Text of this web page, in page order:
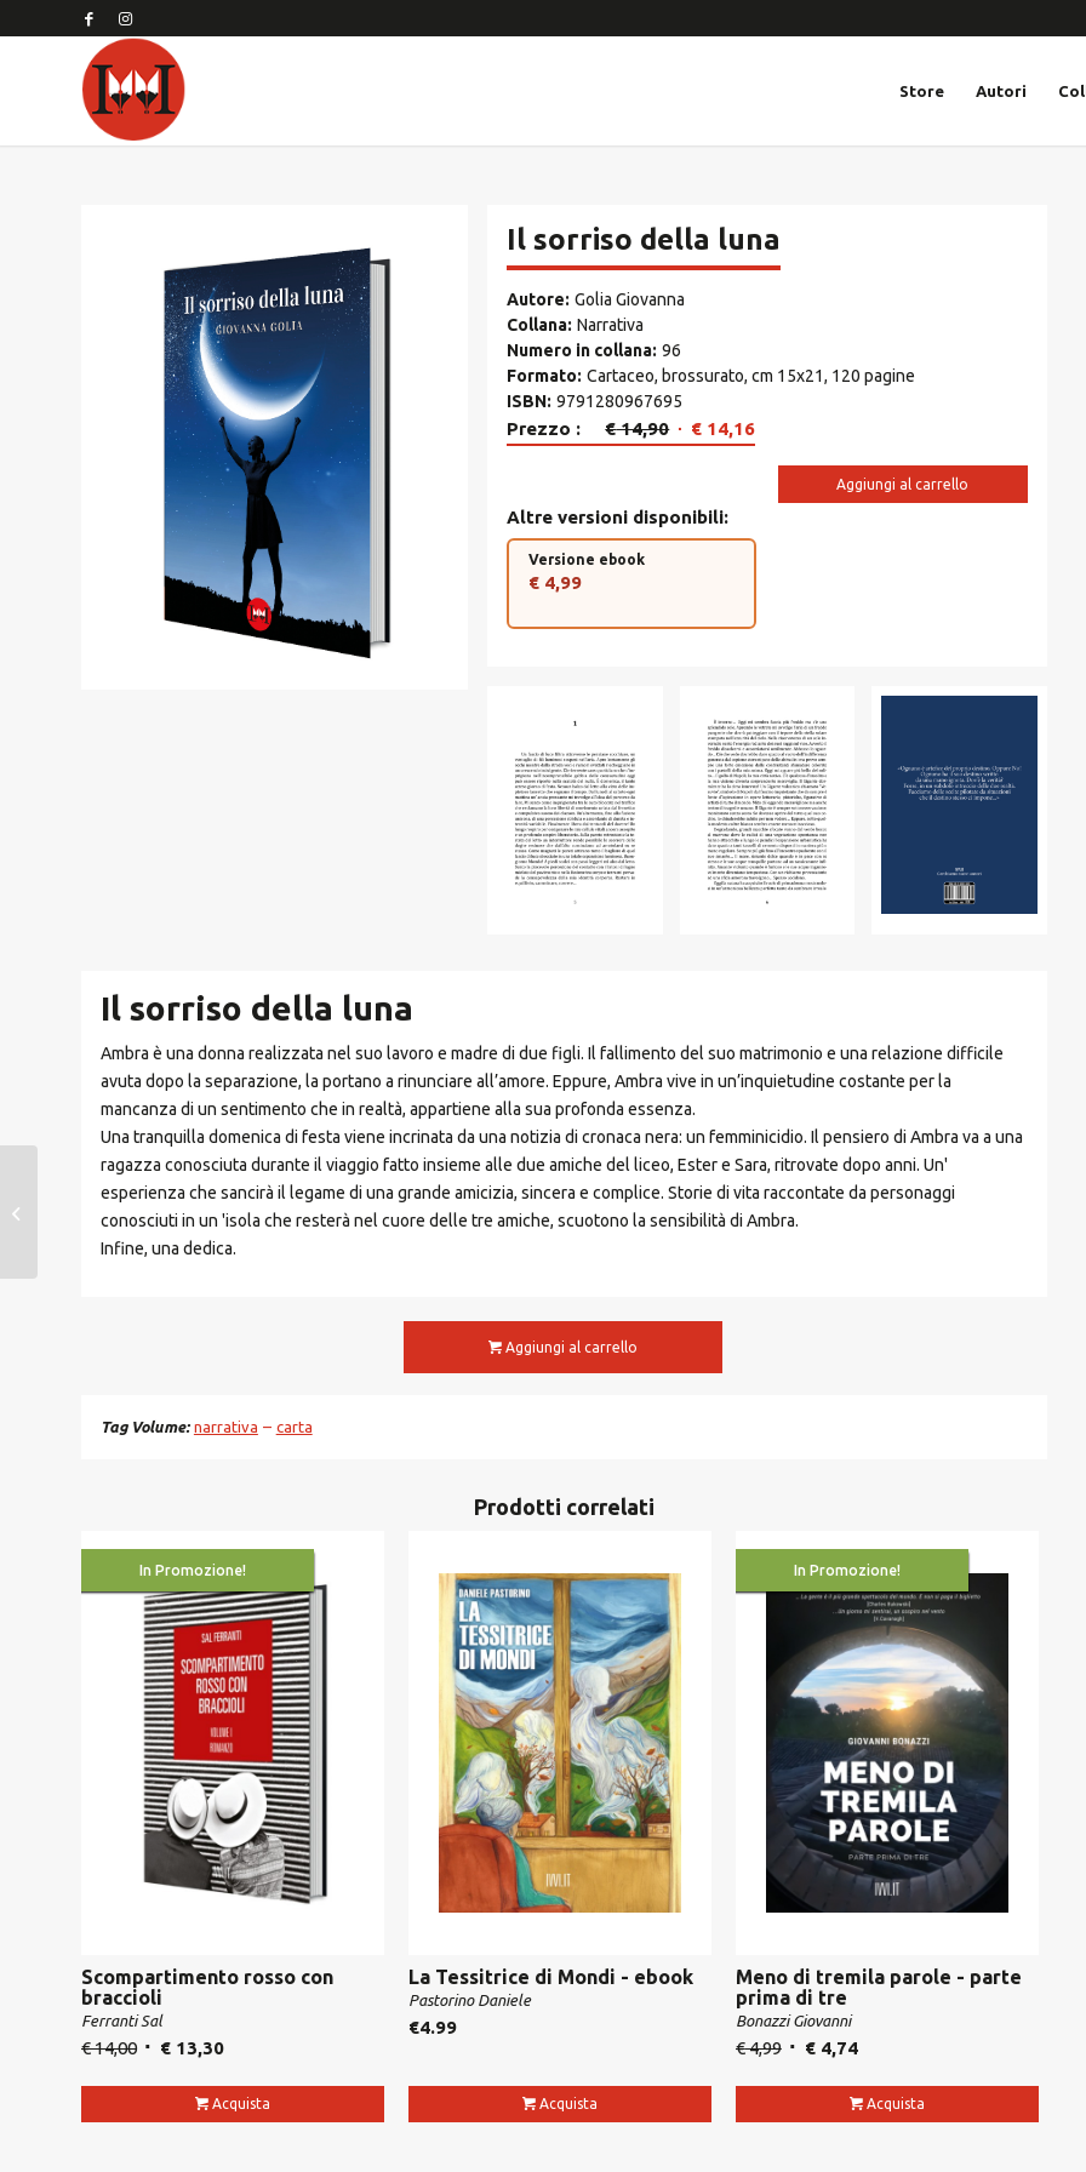
Store Autori
Il sorriso della luna
Autore Golia Giovanna
Collana Narrativa
Numero in collana 96
Formato Cartaceo, brossurato, cm 15x21, 120 pagine
ISBN 9791280967695
Prezzo €14,90 Il
era:
€ 14,90.
€ 14,16Il
€ 14,16.
Aggiungi al carrello
Altre versioni disponibili
Versione ebook
€ 4,99
Il sorriso della luna
Ambra è una donna realizzata nel suo lavoro e madre di due figli. Il fallimento del suo matrimonio e una relazione difficile
avuta dopo la separazione, la portano a rinunciare all’amore. Eppure, Ambra vive in un’inquietudine costante per la
mancanza di un sentimento che in realtà, appartiene alla sua profonda essenza.
Una tranquilla domenica di festa viene incrinata da una notizia di cronaca nera: un femminicidio. Il pensiero di Ambra va a una
ragazza conosciuta durante il viaggio fatto insieme alle due amiche del liceo, Ester e Sara, ritrovate dopo anni. Un'
esperienza che sancirà il legame di una grande amicizia, sincera e complice. Storie di vita raccontate da personaggi
conosciuti in un 'isola che resterà nel cuore delle tre amiche, scuotono la sensibilità di Ambra.
Infine, una dedica.
Aggiungi al carrello
Tag Volume narrativa carta
Prodotti correlati
In Promozione!
Scompartimento rosso con
braccioli
Ferranti Sal
€14,00 € 13,30
Acquista
La Tessitrice di Mondi - ebook
Pastorino Daniele
€4.99
Acquista
In Promozione!
Meno di tremila parole - parte
prima di tre
Bonazzi Giovanni
€4,99 €4,74
Acquista